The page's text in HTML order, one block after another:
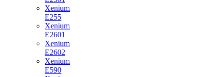
Xenium
E255
Xenium
E2601
Xenium
E2602
Xenium
E590